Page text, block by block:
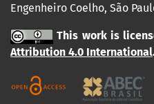
Engenheiro Coelho, São
This work is
Attribution 4.0 International